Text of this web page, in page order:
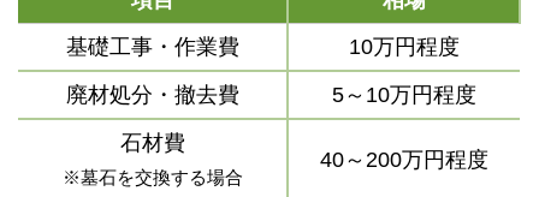
基礎工事・作業費
10万円程度
廃材処分・撤去費
5～10万円程度
石材費
※墓石を交換する場合
40～200万円程度